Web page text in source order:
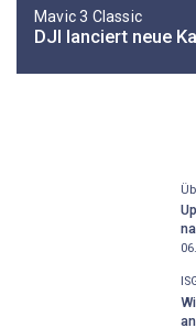
Mavic 3 Classic
DJI lanciert neue